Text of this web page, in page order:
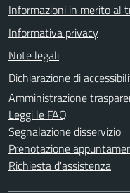
Informazioni in merito al
Informativa privacy
Note legali
Dichiarazione di
Amministrazione
Leggi le FAQ
Segnalazione disservizio
Prenotazione
Richiesta d'assistenza